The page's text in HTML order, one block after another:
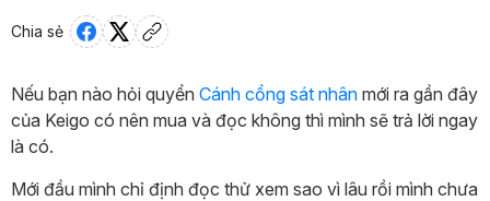
Chia sẻ
Nếu bạn nào hỏi quyển Cánh cổng sát nhân mới ra gần đây
của Keigo có nên mua và đọc không thì mình sẽ trả lời ngay
là có.
Mới đầu mình chỉ định đọc thử xem sao vì lâu rồi mình chưa